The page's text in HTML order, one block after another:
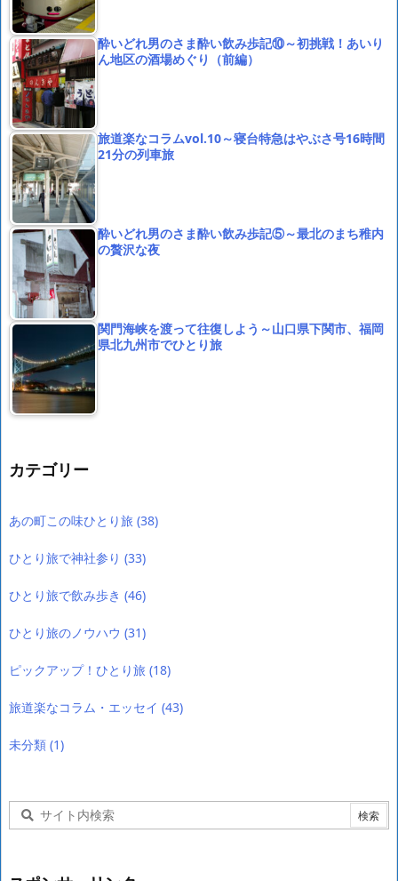
酔いどれ男のさま酔い飲み歩記⑩～初挑戦！あいり
ん地区の酒場めぐり（前編）
旅道楽なコラムvol.10～寝台特急はやぶさ号16時間
21分の列車旅
酔いどれ男のさま酔い飲み歩記⑤～最北のまち稚内
の贅沢な夜
関門海峡を渡って往復しよう～山口県下関市、福岡
県北九州市でひとり旅
カテゴリー
あの町この味ひとり旅 (38)
ひとり旅で神社参り (33)
ひとり旅で飲み歩き (46)
ひとり旅のノウハウ (31)
ピックアップ！ひとり旅 (18)
旅道楽なコラム・エッセイ (43)
未分類 (1)